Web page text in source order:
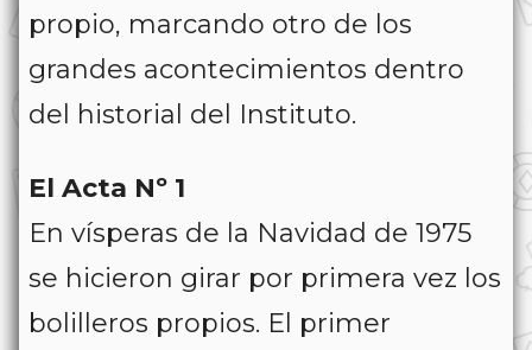
propio, marcando otro de los
grandes acontecimientos dentro
del historial del Instituto.
El Acta Nº 1
En vísperas de la Navidad de 1975
se hicieron girar por primera vez los
bolilleros propios. El primer